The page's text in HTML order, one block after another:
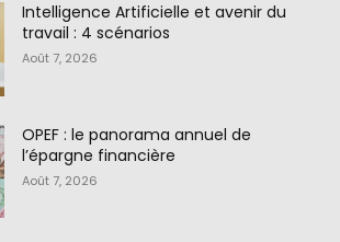
Intelligence Artificielle et avenir du
travail : 4 scénarios
Août 7, 2026
OPEF : le panorama annuel de
l’épargne financière
Août 7, 2026